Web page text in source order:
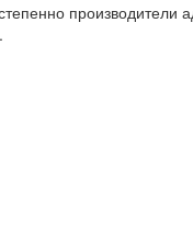
производители